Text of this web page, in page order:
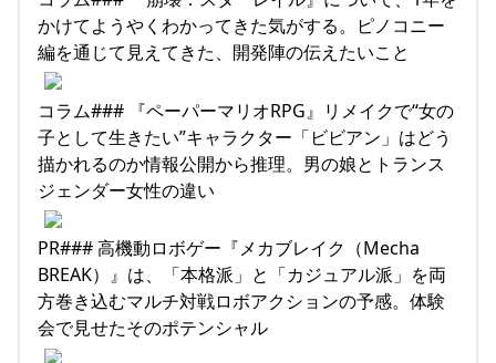
かけてようやくわかってきた気がする。ピノコニー
編を通じて見えてきた、開発陣の伝えたいこと
コラム### 『ペーパーマリオRPG』リメイクで“女の
子として生きたい”キャラクター「ビビアン」はどう
描かれるのか情報公開から推理。男の娘とトランス
ジェンダー女性の違い
PR### 高機動ロボゲー『メカブレイク（Mecha
BREAK）』は、「本格派」と「カジュアル派」を両
方巻き込むマルチ対戦ロボアクションの予感。体験
会で見せたそのポテンシャル